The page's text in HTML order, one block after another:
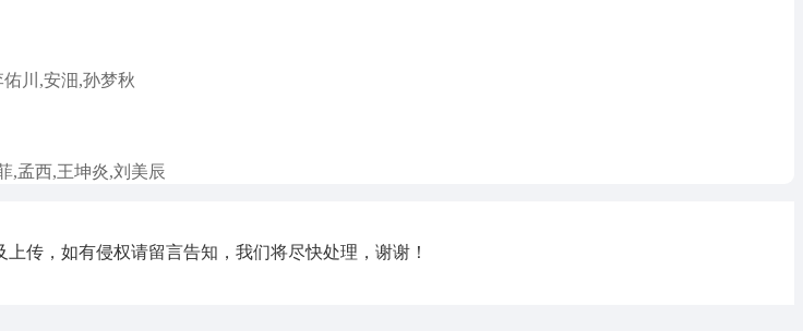
川,安沺,孙梦秋
,孟西,王坤炎,刘美辰
传，如有侵权请留言告知，我们将尽快处理，谢谢！